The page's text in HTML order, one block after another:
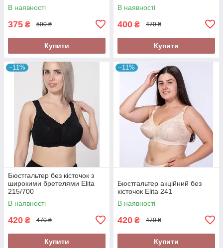
В наявності
375 ₴ 500 ₴
Купити
В наявності
400 ₴ 470 ₴
Купити
–11%
Бюстгальтер без кісточок з
широкими бретелями Elita
215/700
В наявності
420 ₴ 470 ₴
Купити
–11%
Бюстгальтер акційний без
кісточок Elita 241
В наявності
420 ₴ 470 ₴
Купити